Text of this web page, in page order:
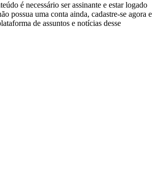
é necessário ser assinante e estar logado
possua uma conta ainda, cadastre-se agora e
de assuntos e notícias desse